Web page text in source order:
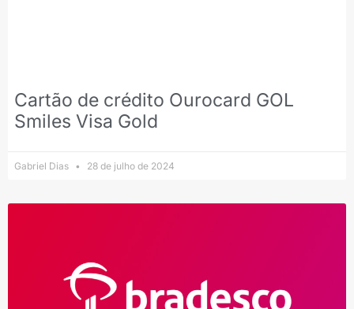
Cartão de crédito Ourocard GOL
Smiles Visa Gold
Gabriel Dias 28 de julho de 2024